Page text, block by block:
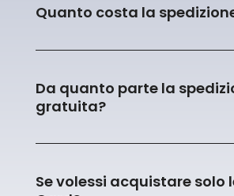
Quanto costa la
Da quanto parte la
gratuita?
Se volessi acquistare solo